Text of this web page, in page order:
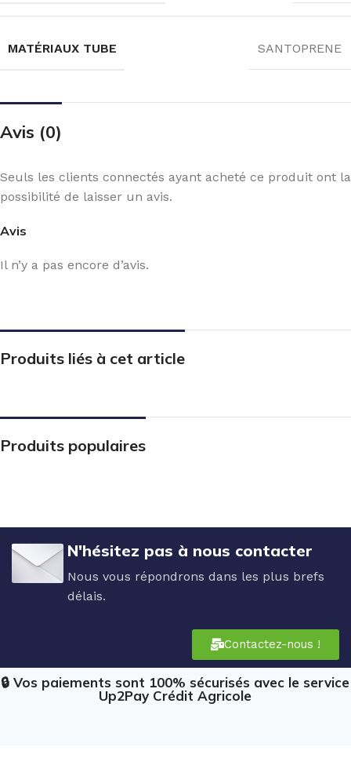
MATÉRIAUX TUBE SANTOPRENE
Avis (0)
Avis
Il n’y a pas encore d’avis.
Seuls les clients connectés ayant acheté ce produit ont la
possibilité de laisser un avis.
Produits liés à cet article
Produits populaires
N'hésitez pas à nous contacter
Nous vous répondrons dans les plus brefs
délais.
Contactez-nous !
🔒 Vos paiements sont 100% sécurisés avec le service
Up2Pay Crédit Agricole